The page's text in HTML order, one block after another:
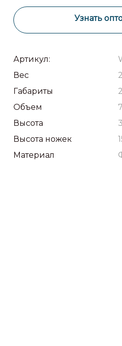
Узнать
Артикул:
Вес
Габариты
Объем
Высота
Высота ножек
Материал